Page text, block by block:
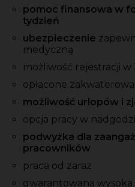
pomoc finansowa w
tydzień
ubezpieczenie
medyczną
możliwość rejestracji w
opłacone
możliwość urlopów i
opcja pracy w
podwyżka dla
pracowników
praca od zaraz
gwarantowana wysoka